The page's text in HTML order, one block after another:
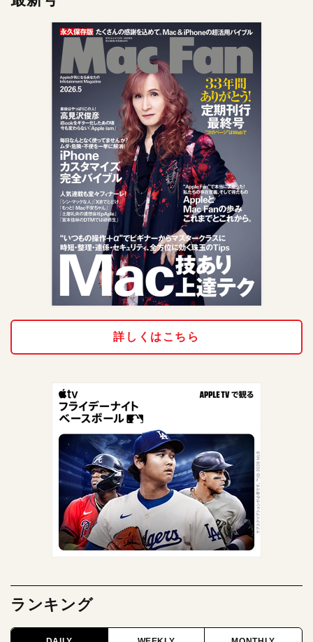
詳しくはこちら
ランキング